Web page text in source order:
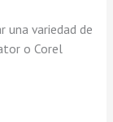
una variedad de
o Corel